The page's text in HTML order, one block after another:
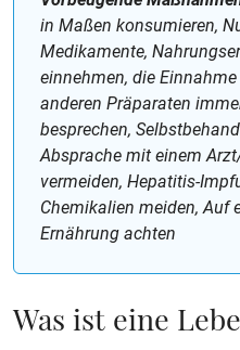
in Maßen konsumieren,
Medikamente,
einnehmen, die
anderen Präparaten
besprechen,
Absprache mit einem
vermeiden, Hepatitis-
Chemikalien meiden, Auf
Ernährung achten
Was ist eine